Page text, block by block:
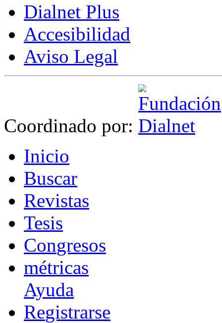
Dialnet Plus
Accesibilidad
Aviso Legal
Coordinado por:
Inicio
Buscar
Revistas
Tesis
Congresos
métricas
Ayuda
Registrarse